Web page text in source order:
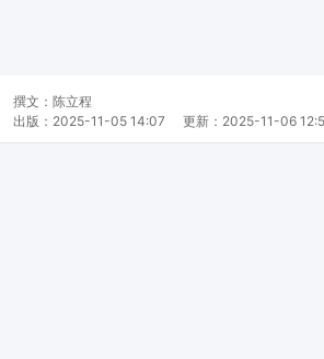
撰文： 陈立程
出版： 2025-11-05 14:07 更新： 2025-11-06